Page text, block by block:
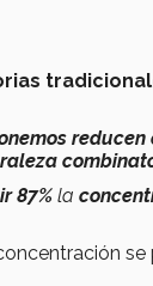
87% la